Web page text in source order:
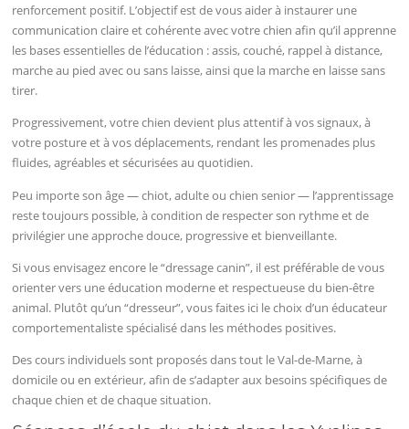
renforcement positif. L’objectif est de vous aider à instaurer une
communication claire et cohérente avec votre chien afin qu’il apprenne
les bases essentielles de l’éducation : assis, couché, rappel à distance,
marche au pied avec ou sans laisse, ainsi que la marche en laisse sans
tirer.
Progressivement, votre chien devient plus attentif à vos signaux, à
votre posture et à vos déplacements, rendant les promenades plus
fluides, agréables et sécurisées au quotidien.
Peu importe son âge — chiot, adulte ou chien senior — l’apprentissage
reste toujours possible, à condition de respecter son rythme et de
privilégier une approche douce, progressive et bienveillante.
Si vous envisagez encore le “dressage canin”, il est préférable de vous
orienter vers une éducation moderne et respectueuse du bien-être
animal. Plutôt qu’un “dresseur”, vous faites ici le choix d’un éducateur
comportementaliste spécialisé dans les méthodes positives.
Des cours individuels sont proposés dans tout le Val-de-Marne, à
domicile ou en extérieur, afin de s’adapter aux besoins spécifiques de
chaque chien et de chaque situation.